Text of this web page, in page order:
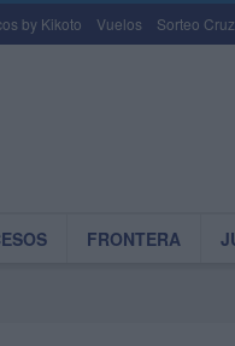
by Kikoto Vuelos Sorteo
FRONTERA